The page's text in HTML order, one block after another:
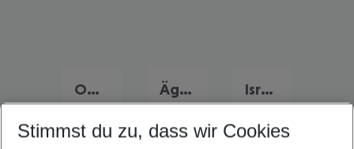
Oman Familienurlaub Ägypten Familienurlaub Israel Familienurlaub
Stimmst du zu, dass wir Cookies